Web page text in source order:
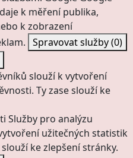
k měření publika,
k zobrazení
Spravovat služby(0)
slouží k vytvoření
Ty zase slouží ke
Služby pro analýzu
užitečných statistik
ke zlepšení stránky.